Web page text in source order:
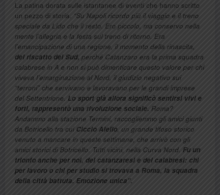
La patina dorata sulle istantanee di eventi che hanno scritto
un pezzo di storia. “Su Napoli ricordo più il viaggio e il treno
speciale da Lido che il resto. Ero piccolo, ma conservo nella
mente l’allegria e la festa sul treno di ritorno. Era
l’emancipazione di una regione, il momento della rinascita,
del riscatto del Sud, perché Catanzaro era la prima squadra
calabrese in A e non si può dimenticare questo valore per chi
viveva l’emarginazione al Nord, il giudizio negativo sui
“terroni” che servivano e lavoravano per le grandi imprese
del Settentrione. Lo sport già allora significò sentirsi vivi e
forti, rappresentò una rivoluzione sociale. Roma?
Andammo alla stazione Termini, raccogliemmo gli amici giunti
da Botricello tra cui Ciccio Aiello, un grande tifoso storico
venuto a mancare in queste settimane, che arrivò con gli
amici storici di Botricello. Tutti vicini, nella Curva Nord. Fu un
trionfo anche per noi, dei catanzaresi e dei calabresi: chi
per lavoro o chi per studio si trovava a Roma, la squadra
della città battuta. Emozione unica”.